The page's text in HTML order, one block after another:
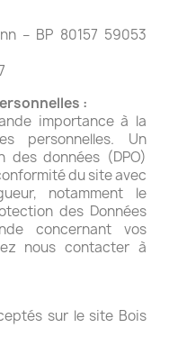
– BP 80157 59053
:
importance à la
personnelles. Un
des données (DPO)
du site avec
notamment le
des Données
concernant vos
nous contacter à
sur le site Bois